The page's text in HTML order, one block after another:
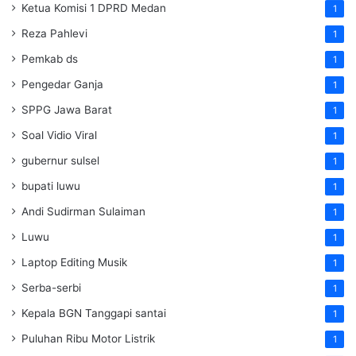
Ketua Komisi 1 DPRD Medan 1
Reza Pahlevi 1
Pemkab ds 1
Pengedar Ganja 1
SPPG Jawa Barat 1
Soal Vidio Viral 1
gubernur sulsel 1
bupati luwu 1
Andi Sudirman Sulaiman 1
Luwu 1
Laptop Editing Musik 1
Serba-serbi 1
Kepala BGN Tanggapi santai 1
Puluhan Ribu Motor Listrik 1